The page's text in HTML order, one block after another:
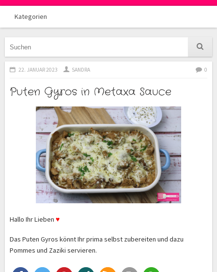
Kategorien
22. JANUAR 2023 SANDRA 0
Puten Gyros in Metaxa Sauce
Hallo Ihr Lieben ♥
Das Puten Gyros könnt Ihr prima selbst zubereiten und dazu
Pommes und Zaziki servieren.